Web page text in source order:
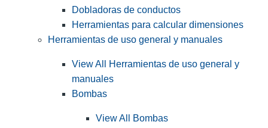
Dobladoras de conductos
Herramientas para calcular dimensiones
Herramientas de uso general y manuales
View All Herramientas de uso general y
manuales
Bombas
View All Bombas